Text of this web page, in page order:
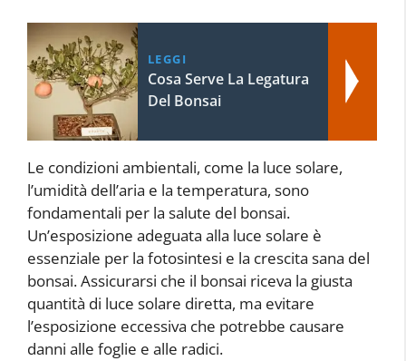
LEGGI
Cosa Serve La Legatura
Del Bonsai
Le condizioni ambientali, come la luce solare,
l’umidità dell’aria e la temperatura, sono
fondamentali per la salute del bonsai.
Un’esposizione adeguata alla luce solare è
essenziale per la fotosintesi e la crescita sana del
bonsai. Assicurarsi che il bonsai riceva la giusta
quantità di luce solare diretta, ma evitare
l’esposizione eccessiva che potrebbe causare
danni alle foglie e alle radici.